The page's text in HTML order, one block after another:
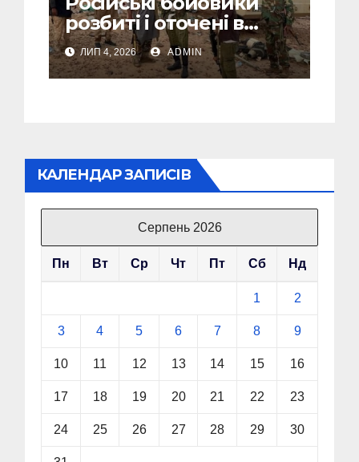
розбиті і оточені в
Малі: посольство РФ
йде на крайні заходи
ЛИП 4, 2026 ADMIN
КАЛЕНДАР ЗАПИСІВ
Серпень 2026
Пн Вт Ср Чт Пт Сб Нд
1 2
3 4 5 6 7 8 9
10 11 12 13 14 15 16
17 18 19 20 21 22 23
24 25 26 27 28 29 30